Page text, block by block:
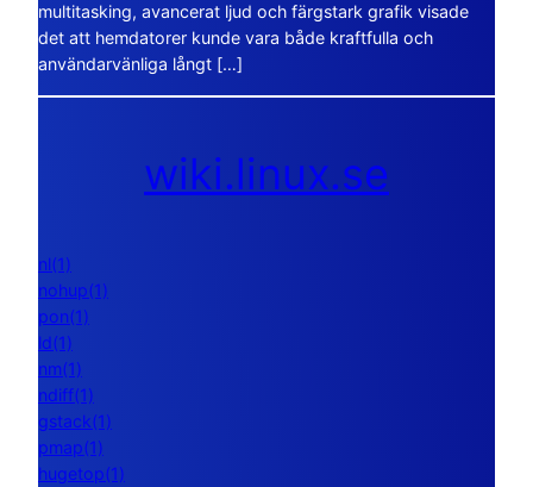
multitasking, avancerat ljud och färgstark grafik visade
det att hemdatorer kunde vara både kraftfulla och
användarvänliga långt […]
wiki.linux.se
nl(1)
nohup(1)
pon(1)
ld(1)
nm(1)
ndiff(1)
gstack(1)
pmap(1)
hugetop(1)